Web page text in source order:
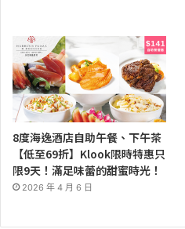
8度海逸酒店自助午餐、下午茶
【低至69折】Klook限時特惠只
限9天！滿足味蕾的甜蜜時光！
2026 年 4 月 6 日